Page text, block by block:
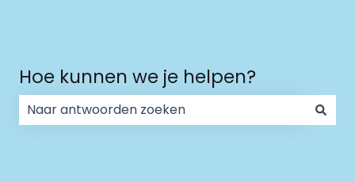
Hoe kunnen we je helpen?